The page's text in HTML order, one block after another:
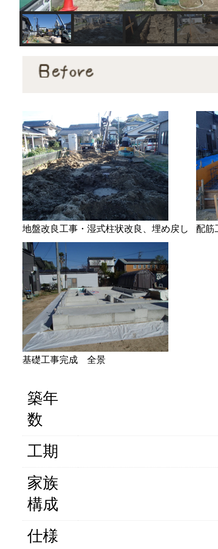
地盤改良工事・湿式柱状改良、埋め戻し 配筋
基礎工事完成 全景
築年
数
工期
家族
構成
仕様